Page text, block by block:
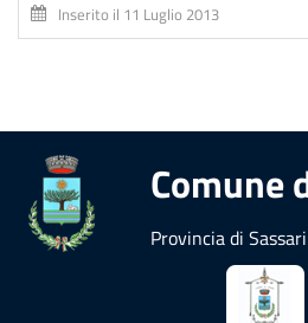
Inserito il 11 Luglio 2013
Comune
Provincia di Sassari